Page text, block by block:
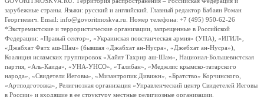
зарубежные страны. Языки: русский и английский. Главный редактор Бабаян Роман
Георгиевич. Email: info@govoritmoskva.ru. Номер телефона: +7 (495) 950-62-26
*Экстремистские и террористические организации, запрещенные в Российской
Федерации: «Правый сектор», «Украинская повстанческая армия» (УПА), «ИГИЛ»,
«Джабхат Фатх аш-Шам» (бывшая «Джабхат ан-Нусра», «Джебхат ан-Нусра»),
Коалиция исламских группировок «Хайят Тахрир аш-Шам», Национал-Большевистская
партия, «Аль-Каида», «УНА-УНСО», «Талибан», «Меджлис крымско-татарского
народа», «Свидетели Иеговы», «Мизантропик Дивижн», «Братство» Корчинского,
«Артподготовка», Религиозная организация «Управленческий центр Свидетелей Иеговы
в России» и входящие в ее структуру местные религиозные организации.